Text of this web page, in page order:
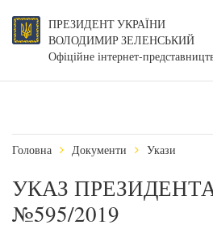
ПРЕЗИДЕНТ УКРАЇНИ
ВОЛОДИМИР ЗЕЛЕНСЬКИЙ
Офіційне інтернет-
Головна Документи Укази
УКАЗ
№595/2019